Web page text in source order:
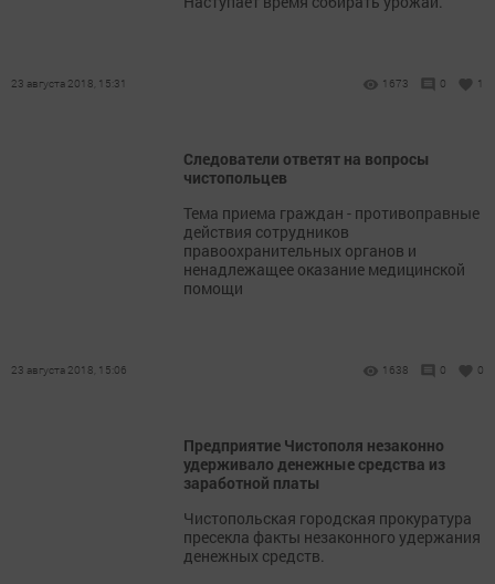
23 августа 2018, 15:31 1673 0 1
Следователи ответят на вопросы
чистопольцев
Тема приема граждан - противоправные
действия сотрудников
правоохранительных органов и
ненадлежащее оказание медицинской
помощи
23 августа 2018, 15:06 1638 0 0
Предприятие Чистополя незаконно
удерживало денежные средства из
заработной платы
Чистопольская городская прокуратура
пресекла факты незаконного удержания
денежных средств.